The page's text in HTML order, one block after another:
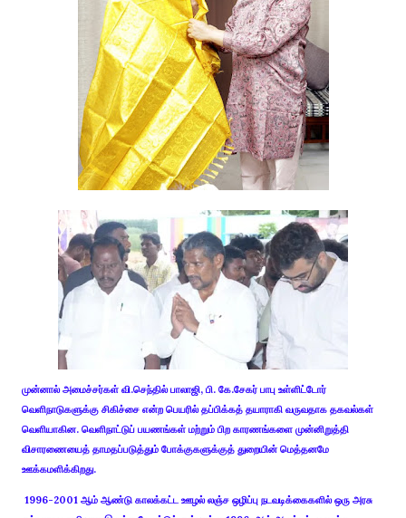
முன்னால் அமைச்சர்கள் வி.செந்தில் பாலாஜி, பி. கே.சேகர் பாபு உள்ளிட்டோர்
வெளிநாடுகளுக்கு சிகிச்சை என்ற பெயரில் தப்பிக்கத் தயாராகி வருவதாக தகவல்கள்
வெளியாகின. வெளிநாட்டுப் பயணங்கள் மற்றும் பிற காரணங்களை முன்னிறுத்தி
விசாரணையைத் தாமதப்படுத்தும் போக்குகளுக்குத் துறையின் மெத்தனமே
ஊக்கமளிக்கிறது.
1996-2001 ஆம் ஆண்டு காலக்கட்ட ஊழல் லஞ்ச ஒழிப்பு நடவடிக்கைகளில் ஒரு அரசு